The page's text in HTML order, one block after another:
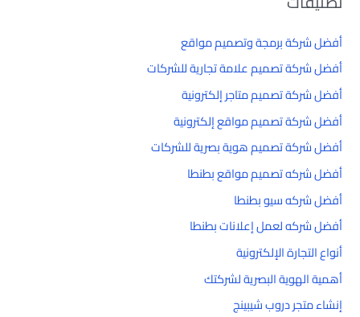
أفضل شركة برمجة وتصميم مواقع
أفضل شركة تصميم علامة تجارية للشركات
أفضل شركة تصميم متاجر إلكترونية
أفضل شركة تصميم مواقع إلكترونية
أفضل شركة تصميم هوية بصرية للشركات
أفضل شركه تصميم مواقع بطنطا
أفضل شركه سيو بطنطا
أفضل شركه لعمل إعلانات بطنطا
أنواع التجارة الإلكترونية
أهمية الهوية البصرية لشركتك
إنشاء متجر دروب شيبينج